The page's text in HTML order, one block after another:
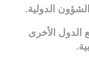
الدولية.
الدول الأخرى